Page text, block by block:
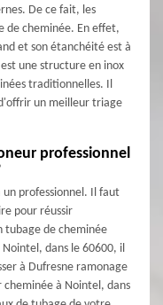
De ce fait, les
de cheminée. En effet,
et son étanchéité est à
une structure en inox
traditionnelles. Il
un meilleur triage
professionnel
professionnel. Il faut
pour réussir
tubage de cheminée
Nointel, dans le 60600, il
à Dufresne ramonage
cheminée à Nointel, dans